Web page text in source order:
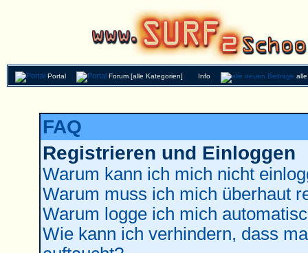
Portal Forum [alle Kategorien] Info
FAQ
Registrieren und Einloggen
Warum kann ich mich nicht
Warum muss ich mich überhaut
Warum logge ich mich
Wie kann ich verhindern, dass